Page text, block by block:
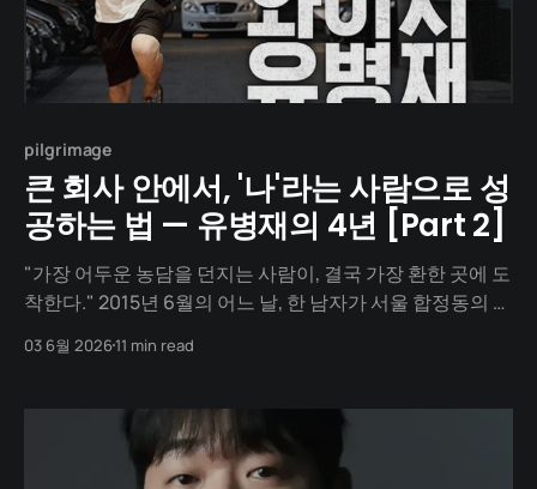
pilgrimage
큰 회사 안에서, '나'라는 사람으로 성
공하는 법 — 유병재의 4년 [Part 2]
"가장 어두운 농담을 던지는 사람이, 결국 가장 환한 곳에 도
착한다." 2015년 6월의 어느 날, 한 남자가 서울 합정동의 한
2NE1이 매일 출근하던 한국에서 가장 화려한 음악 회사, YG
은 농담이 빼곡히 적힌
03 6월 202611 min read